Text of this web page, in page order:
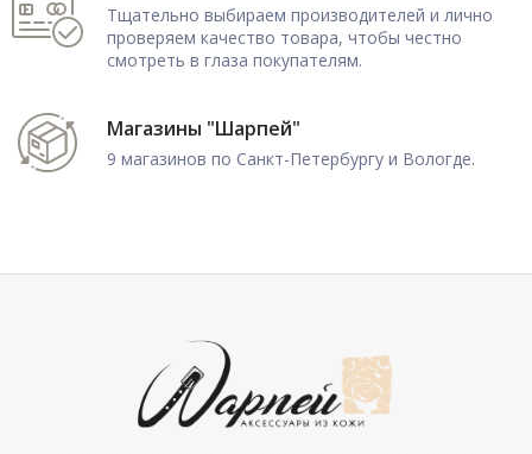
Тщательно выбираем производителей и лично
проверяем качество товара, чтобы честно
смотреть в глаза покупателям.
Магазины "Шарпей"
9 магазинов по Санкт-Петербургу и Вологде.